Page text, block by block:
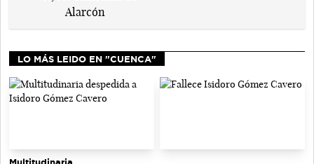
LO MÁS LEIDO EN "CUENCA"